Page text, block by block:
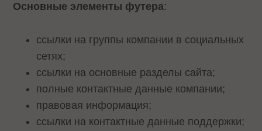
Основные элементы футера:
ссылки на группы компании в социальных
сетях;
ссылки на основные разделы сайта;
полные контактные данные компании;
правовая информация;
ссылки на контактные данные поддержки;